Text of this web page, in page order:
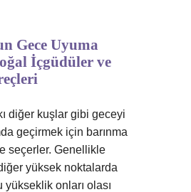
Gece Uyuma
İçgüdüler ve
diğer kuşlar gibi geceyi
geçirmek için barınma
seçerler. Genellikle
yüksek noktalarda
yükseklik onları olası